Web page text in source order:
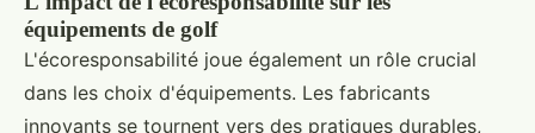
équipements de golf
L'écoresponsabilité joue également un rôle crucial
dans les choix d'équipements. Les fabricants
innovants se tournent vers des pratiques durables,